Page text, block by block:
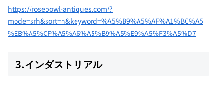
https://rosebowl-antiques.com/?
mode=srh&sort=n&keyword=%A5%B9%A5%AF%A1%BC%A5
%EB%A5%CF%A5%A6%A5%B9%A5%E9%A5%F3%A5%D7
3.インダストリアル